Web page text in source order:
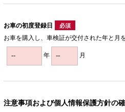
お車の初度登録日 必須
お車を購入し、車検証が交付された年と月
年 月
注意事項および個人情報保護方針の